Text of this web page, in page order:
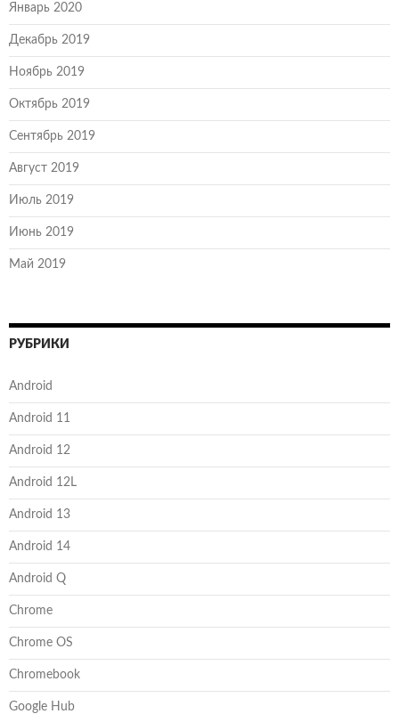
Январь 2020
Декабрь 2019
Ноябрь 2019
Октябрь 2019
Сентябрь 2019
Август 2019
Июль 2019
Июнь 2019
Май 2019
РУБРИКИ
Android
Android 11
Android 12
Android 12L
Android 13
Android 14
Android Q
Chrome
Chrome OS
Chromebook
Google Hub